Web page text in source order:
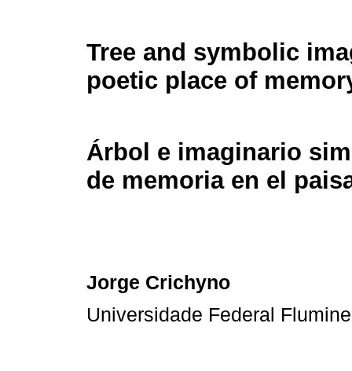
Tree and symbolic
poetic place of
Árbol e imaginario
de memoria en el
Jorge Crichyno
Universidade Federal